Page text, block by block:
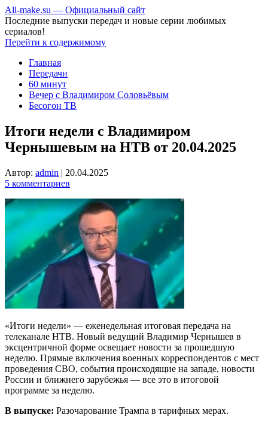
All-make.su — Официальный сайт
Последние выпуски передач и новые серии любимых
сериалов!
Перейти к содержимому
Главная
Передачи
60 минут
Вечер с Владимиром Соловьёвым
Бесогон ТВ
Итоги недели с Владимиром
Чернышевым на НТВ от 20.04.2025
Автор: admin | 20.04.2025
5 комментариев
«Итоги недели» — еженедельная итоговая передача на
телеканале НТВ. Новый ведущий Владимир Чернышев в
эксцентричной форме освещает новости за прошедшую
неделю. Прямые включения военных корреспондентов с мест
проведения СВО, события происходящие на западе, новости
России и ближнего зарубежья — все это в итоговой
программе за неделю.
В выпуске: Разочарование Трампа в тарифных мерах.